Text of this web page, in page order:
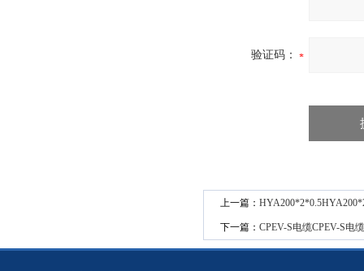
验证码：
上一篇：
下一篇： CPEV-S电缆CPEV-S电缆